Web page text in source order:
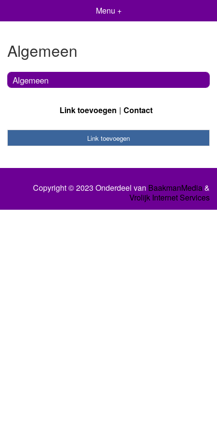
Menu +
Algemeen
Algemeen
Link toevoegen Contact
Link toevoegen
Copyright © 2023 Onderdeel van BaakmanMedia&
Vrolijk Internet Services